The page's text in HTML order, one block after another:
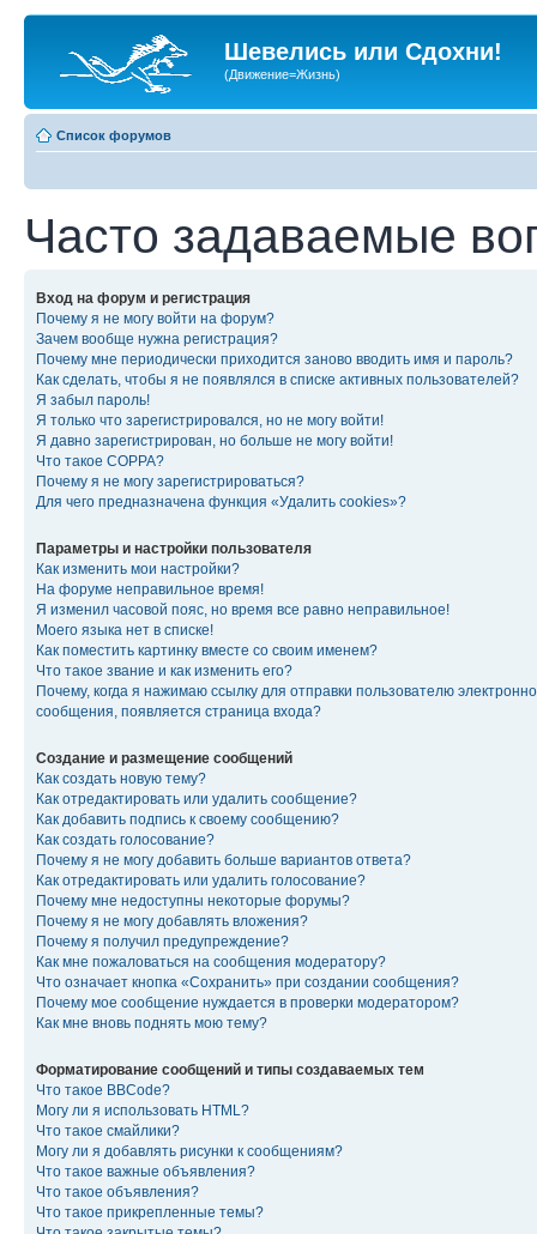
Шевелись или Сдохни!
(Движение=Жизнь)
Список форумов
Часто задаваемые
Вход на форум и регистрация
Почему я не могу войти на форум?
Зачем вообще нужна регистрация?
Почему мне периодически приходится заново вводить имя и пароль?
Как сделать, чтобы я не появлялся в списке активных пользователей?
Я забыл пароль!
Я только что зарегистрировался, но не могу войти!
Я давно зарегистрирован, но больше не могу войти!
Что такое COPPA?
Почему я не могу зарегистрироваться?
Для чего предназначена функция «Удалить cookies»?
Параметры и настройки пользователя
Как изменить мои настройки?
На форуме неправильное время!
Я изменил часовой пояс, но время все равно неправильное!
Моего языка нет в списке!
Как поместить картинку вместе со своим именем?
Что такое звание и как изменить его?
Почему, когда я нажимаю ссылку для отправки пользователю
сообщения, появляется страница входа?
Создание и размещение сообщений
Как создать новую тему?
Как отредактировать или удалить сообщение?
Как добавить подпись к своему сообщению?
Как создать голосование?
Почему я не могу добавить больше вариантов ответа?
Как отредактировать или удалить голосование?
Почему мне недоступны некоторые форумы?
Почему я не могу добавлять вложения?
Почему я получил предупреждение?
Как мне пожаловаться на сообщения модератору?
Что означает кнопка «Сохранить» при создании сообщения?
Почему мое сообщение нуждается в проверки модератором?
Как мне вновь поднять мою тему?
Форматирование сообщений и типы создаваемых тем
Что такое BBCode?
Могу ли я использовать HTML?
Что такое смайлики?
Могу ли я добавлять рисунки к сообщениям?
Что такое важные объявления?
Что такое объявления?
Что такое прикрепленные темы?